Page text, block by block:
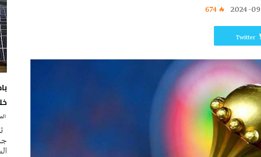
2024-
674
Twitter